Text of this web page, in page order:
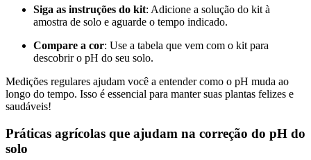
Siga as instruções do kit: Adicione a solução do kit à
amostra de solo e aguarde o tempo indicado.
Compare a cor: Use a tabela que vem com o kit para
descobrir o pH do seu solo.
Medições regulares ajudam você a entender como o pH muda ao
longo do tempo. Isso é essencial para manter suas plantas felizes e
saudáveis!
Práticas agrícolas que ajudam na correção do pH do
solo